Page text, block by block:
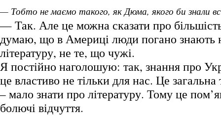
— Тобто не маємо такого, як Дюма, якого би знали
— Так. Але це можна сказати про
думаю, що в Америці люди погано знають
літературу, не те, що чужі.
Я постійно наголошую: так, знання про
це властиво не тільки для нас. Це загальна
– мало знати про літературу. Тому це
болючі відчуття.